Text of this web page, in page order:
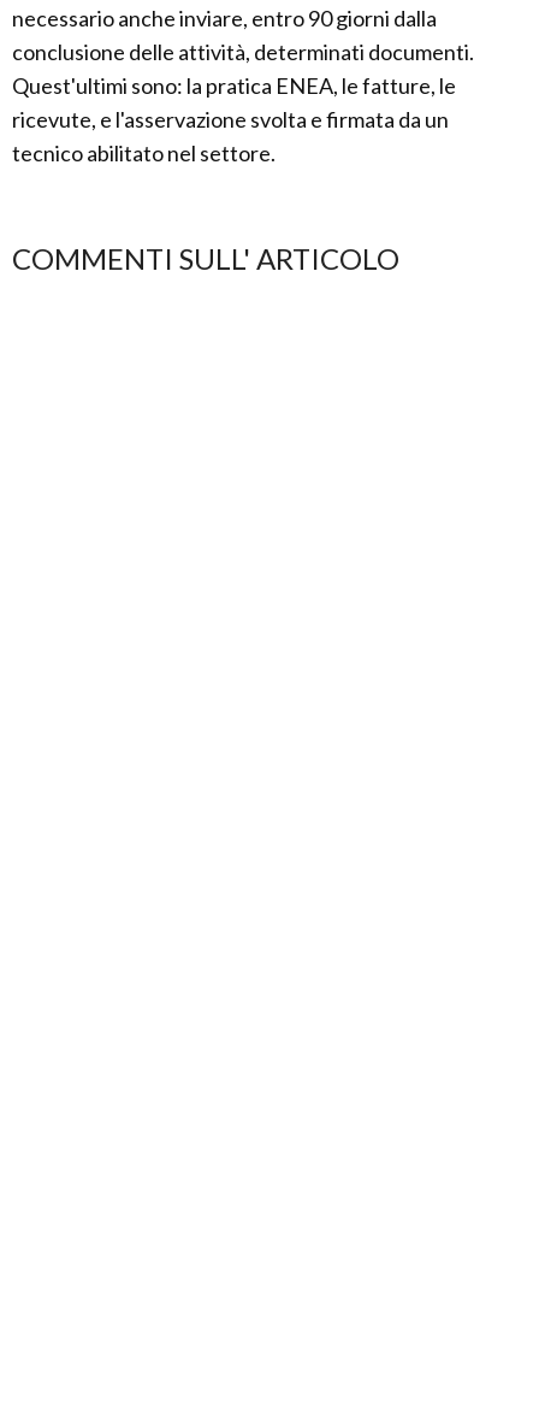
necessario anche inviare, entro 90 giorni dalla
conclusione delle attività, determinati documenti.
Quest'ultimi sono: la pratica ENEA, le fatture, le
ricevute, e l'asservazione svolta e firmata da un
tecnico abilitato nel settore.
COMMENTI SULL' ARTICOLO